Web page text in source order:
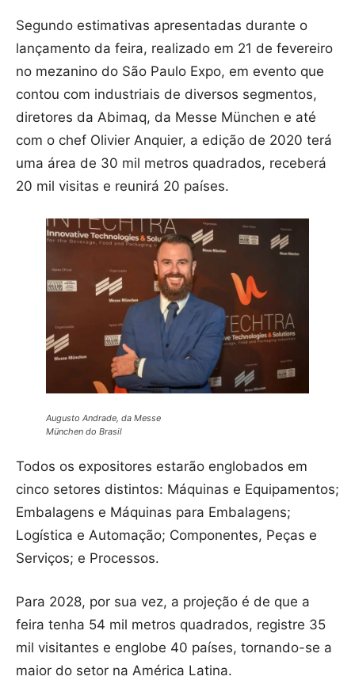
Segundo estimativas apresentadas durante o
lançamento da feira, realizado em 21 de fevereiro
no mezanino do São Paulo Expo, em evento que
contou com industriais de diversos segmentos,
diretores da Abimaq, da Messe München e até
com o chef Olivier Anquier, a edição de 2020 terá
uma área de 30 mil metros quadrados, receberá
20 mil visitas e reunirá 20 países.
Augusto Andrade, da Messe
München do Brasil
Todos os expositores estarão englobados em
cinco setores distintos: Máquinas e Equipamentos;
Embalagens e Máquinas para Embalagens;
Logística e Automação; Componentes, Peças e
Serviços; e Processos.
Para 2028, por sua vez, a projeção é de que a
feira tenha 54 mil metros quadrados, registre 35
mil visitantes e englobe 40 países, tornando-se a
maior do setor na América Latina.